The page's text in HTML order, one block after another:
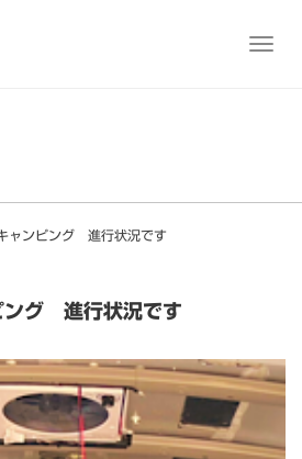
メ
ャンピング 進行状況です
グ 進行状況です